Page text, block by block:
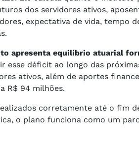
dos servidores ativos,
expectativa de vida, tempo
apresenta equilíbrio atuarial
déficit ao longo das
ativos, além de aportes
R$ 94 milhões.
corretamente até o fim
o plano funciona como um